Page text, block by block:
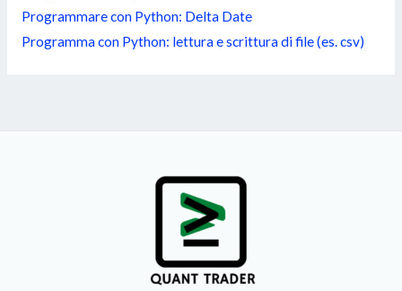
Programmare con Python: Delta Date
Programma con Python: lettura e scrittura di file (es. csv)